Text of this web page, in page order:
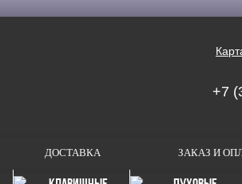
+7
ДОСТАВКА ЗАКАЗ И